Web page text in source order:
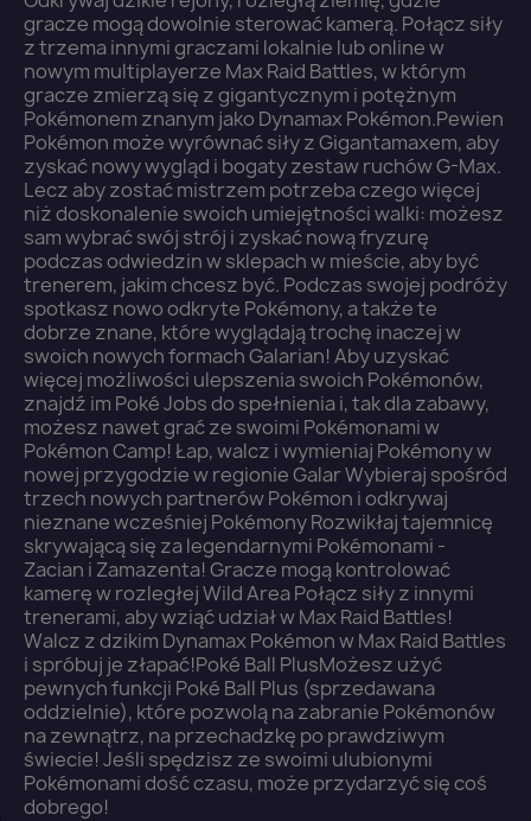
gracze mogą dowolnie sterować kamerą. Połącz siły
z trzema innymi graczami lokalnie lub online w
nowym multiplayerze Max Raid Battles, w którym
gracze zmierzą się z gigantycznym i potężnym
Pokémonem znanym jako Dynamax Pokémon.Pewien
Pokémon może wyrównać siły z Gigantamaxem, aby
zyskać nowy wygląd i bogaty zestaw ruchów G-Max.
Lecz aby zostać mistrzem potrzeba czego więcej
niż doskonalenie swoich umiejętności walki: możesz
sam wybrać swój strój i zyskać nową fryzurę
podczas odwiedzin w sklepach w mieście, aby być
trenerem, jakim chcesz być. Podczas swojej podróży
spotkasz nowo odkryte Pokémony, a także te
dobrze znane, które wyglądają trochę inaczej w
swoich nowych formach Galarian! Aby uzyskać
więcej możliwości ulepszenia swoich Pokémonów,
znajdź im Poké Jobs do spełnienia i, tak dla zabawy,
możesz nawet grać ze swoimi Pokémonami w
Pokémon Camp! Łap, walcz i wymieniaj Pokémony w
nowej przygodzie w regionie Galar Wybieraj spośród
trzech nowych partnerów Pokémon i odkrywaj
nieznane wcześniej Pokémony Rozwikłaj tajemnicę
skrywającą się za legendarnymi Pokémonami -
Zacian i Zamazenta! Gracze mogą kontrolować
kamerę w rozległej Wild Area Połącz siły z innymi
trenerami, aby wziąć udział w Max Raid Battles!
Walcz z dzikim Dynamax Pokémon w Max Raid Battles
i spróbuj je złapać!Poké Ball PlusMożesz użyć
pewnych funkcji Poké Ball Plus (sprzedawana
oddzielnie), które pozwolą na zabranie Pokémonów
na zewnątrz, na przechadzkę po prawdziwym
świecie! Jeśli spędzisz ze swoimi ulubionymi
Pokémonami dość czasu, może przydarzyć się coś
dobrego!
Zaloguj się ×
You need to be logged in to save products in your
wish list.
Anuluj Zaloguj się